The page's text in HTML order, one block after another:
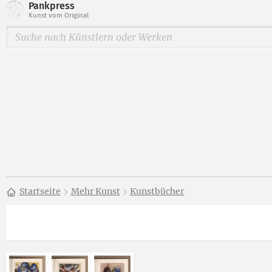
Pankpress
Kunst vom Original
Startseite Mehr Kunst Kunstbücher
Abbildung 2 von „Botschaften an den Prinzen
Abbildung 3 von „Botschaften an den
Abbildung 4 von „Botschaften an